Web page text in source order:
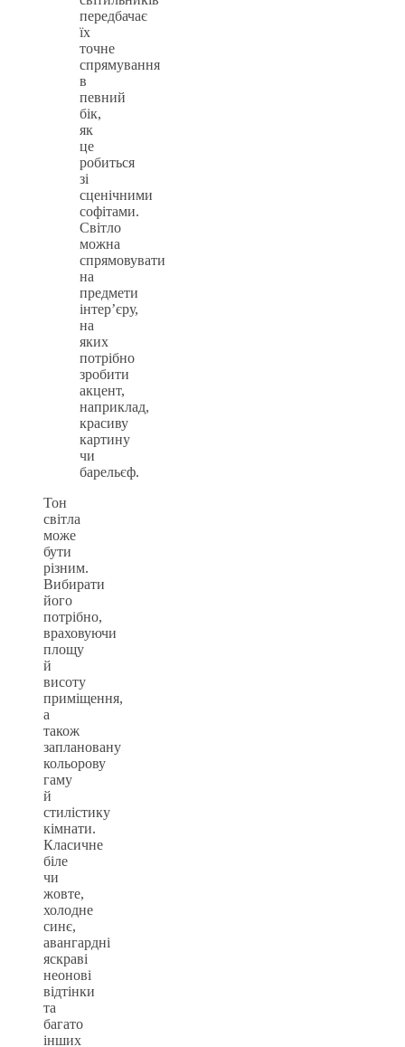
передбачає
їх
точне
спрямування
в
певний
бік,
як
це
робиться
зі
сценічними
софітами.
Світло
можна
спрямовувати
на
предмети
інтер’єру,
на
яких
потрібно
зробити
акцент,
наприклад,
красиву
картину
чи
барельєф.
Тон
світла
може
бути
різним.
Вибирати
його
потрібно,
враховуючи
площу
й
висоту
приміщення,
а
також
заплановану
кольорову
гаму
й
стилістику
кімнати.
Класичне
біле
чи
жовте,
холодне
синє,
авангардні
яскраві
неонові
відтінки
та
багато
інших